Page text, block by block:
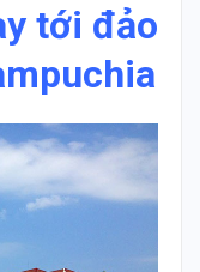
tới đảo